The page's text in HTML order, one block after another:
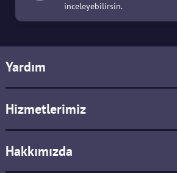
inceleyebilirsin.
Yardım
Hizmetlerimiz
Hakkımızda